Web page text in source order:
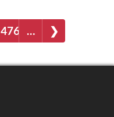
476 … ❯